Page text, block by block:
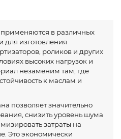
в различных
для изготовления
роликов и других
высоких нагрузок и
незаменим там, где
к маслам и
позволяет значительно
снизить уровень шума
затраты на
Это экономически